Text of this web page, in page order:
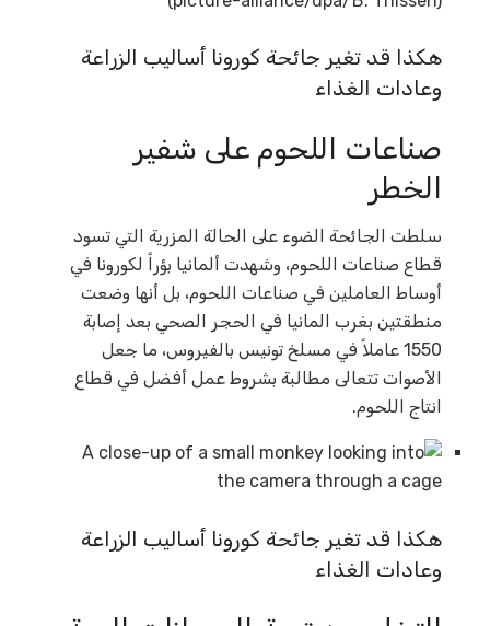
هكذا قد تغير جائحة كورونا أساليب الزراعة
وعادات الغذاء
صناعات اللحوم على شفير
الخطر
سلطت الجائحة الضوء على الحالة المزرية التي تسود
قطاع صناعات اللحوم، وشهدت ألمانيا بؤراً لكورونا في
أوساط العاملين في صناعات اللحوم، بل أنها وضعت
منطقتين بغرب المانيا في الحجر الصحي بعد إصابة
1550 عاملاً في مسلخ تونيس بالفيروس، ما جعل
الأصوات تتعالى مطالبة بشروط عمل أفضل في قطاع
انتاج اللحوم.
هكذا قد تغير جائحة كورونا أساليب الزراعة
وعادات الغذاء